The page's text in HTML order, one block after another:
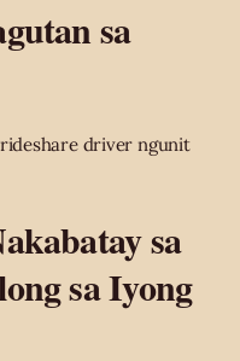
sa
driver ngunit
sa
sa Iyong